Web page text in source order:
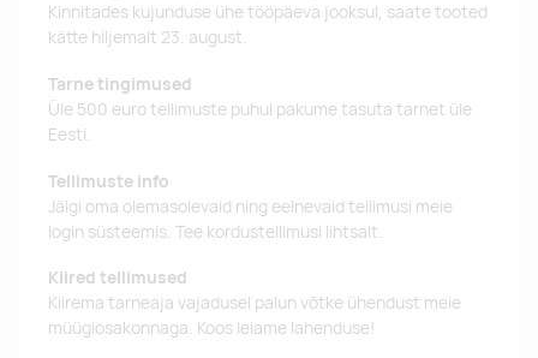
Kinnitades kujunduse ühe tööpäeva jooksul, saate tooted
kätte hiljemalt 23. august.
Tarne tingimused
Üle 500 euro tellimuste puhul pakume tasuta tarnet üle
Eesti.
Tellimuste info
Jälgi oma olemasolevaid ning eelnevaid tellimusi meie
login süsteemis. Tee kordustellimusi lihtsalt.
Kiired tellimused
Kiirema tarneaja vajadusel palun võtke ühendust meie
müügiosakonnaga. Koos leiame lahenduse!